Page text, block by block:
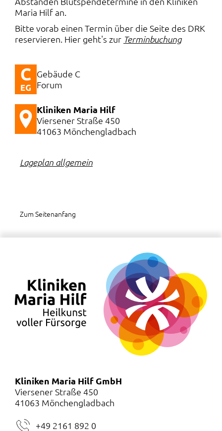
Maria Hilf an.
Bitte vorab einen Termin über die Seite des DRK
reservieren. Hier geht's zur Terminbuchung
Gebäude C
Forum
Kliniken Maria Hilf
Viersener Straße 450
41063 Mönchengladbach
Lageplan allgemein
Zum Seitenanfang
Kliniken Maria Hilf GmbH
Viersener Straße 450
41063 Mönchengladbach
+49 2161 892 0